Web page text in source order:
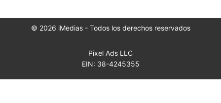
© 2026 iMedias - Todos los derechos reservados
Pixel Ads LLC
EIN: 38-4245355